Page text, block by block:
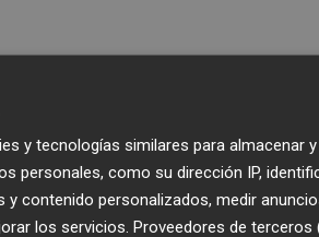
y tecnologías similares para almacenar
personales, como su dirección IP,
contenido personalizados, medir
los servicios. Proveedores de terceros